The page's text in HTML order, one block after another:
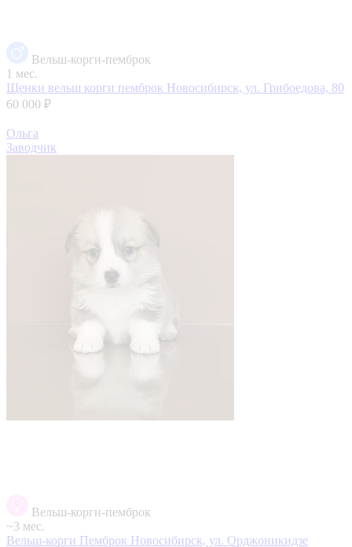
Вельш-корги-пемброк
1 мес.
Щенки вельш корги пемброк Новосибирск, ул. Грибоедова, 80
60 000 ₽
Ольга
Заводчик
Вельш-корги-пемброк
~3 мес.
Вельш-корги Пемброк Новосибирск, ул. Орджоникидзе